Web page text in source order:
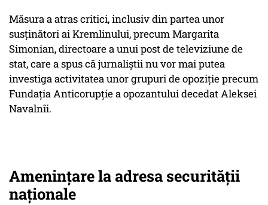
Măsura a atras critici, inclusiv din partea unor
susținători ai Kremlinului, precum Margarita
Simonian, directoare a unui post de televiziune de
stat, care a spus că jurnaliștii nu vor mai putea
investiga activitatea unor grupuri de opoziție precum
Fundația Anticorupție a opozantului decedat Aleksei
Navalnîi.
Amenințare la adresa securității
naționale